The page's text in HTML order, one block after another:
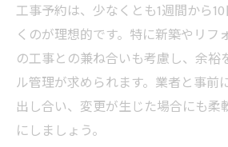
工事予約は、少なくとも1週間から
くのが理想的です。特に新築やリフ
の工事との兼ね合いも考慮し、余裕
ル管理が求められます。業者と事前
出し合い、変更が生じた場合にも柔
にしましょう。